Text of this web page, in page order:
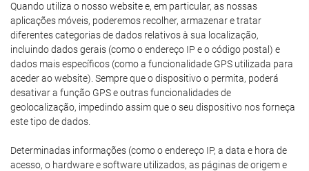
Quando utiliza o nosso website e, em particular, as nossas
aplicações móveis, poderemos recolher, armazenar e tratar
diferentes categorias de dados relativos à sua localização,
incluindo dados gerais (como o endereço IP e o código postal) e
dados mais específicos (como a funcionalidade GPS utilizada para
aceder ao website). Sempre que o dispositivo o permita, poderá
desativar a função GPS e outras funcionalidades de
geolocalização, impedindo assim que o seu dispositivo nos forneça
este tipo de dados.
Determinadas informações (como o endereço IP, a data e hora de
acesso, o hardware e software utilizados, as páginas de origem e